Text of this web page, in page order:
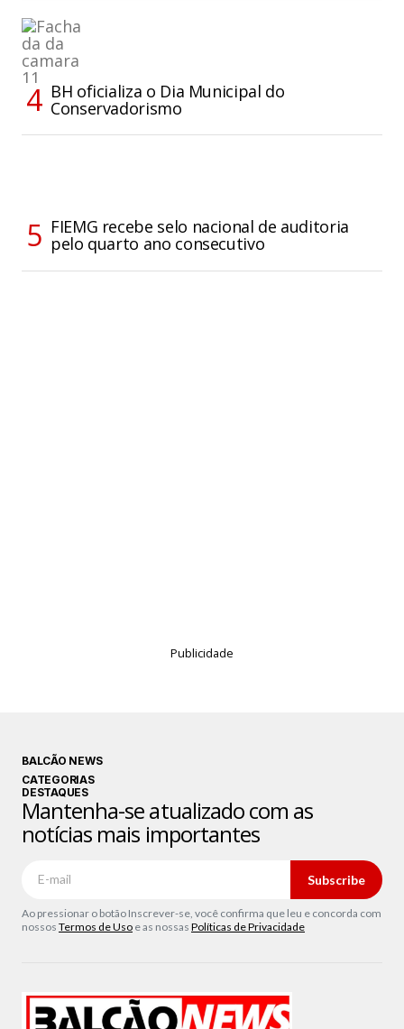
BH oficializa o Dia Municipal do
Conservadorismo
FIEMG recebe selo nacional de auditoria
pelo quarto ano consecutivo
Publicidade
BALCÃO NEWS
CATEGORIAS
DESTAQUES
Mantenha-se atualizado com as
notícias mais importantes
Subscribe
Ao pressionar o botão Inscrever-se, você confirma que leu e concorda com
nossos Termos de Uso e as nossas Políticas de Privacidade